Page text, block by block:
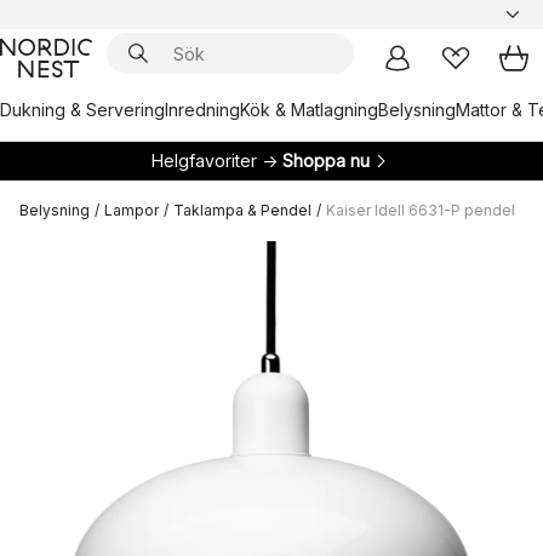
Dukning & ServeringInredningKök & MatlagningBelysningMattor &
Helgfavoriter → Shoppa nu
Belysning / Lampor / Taklampa & Pendel / Kaiser Idell 6631-P pendel